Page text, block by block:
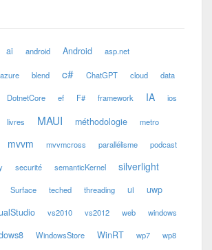
ai android Android asp.net
azure blend c# ChatGPT cloud data
DotnetCore ef F# framework IA ios
livres MAUI méthodologie metro
mvvm mvvmcross parallélisme podcast
securité semanticKernel silverlight
Surface teched threading ui uwp
vs2010 vs2012 web windows
WindowsStore WinRT wp7 wp8